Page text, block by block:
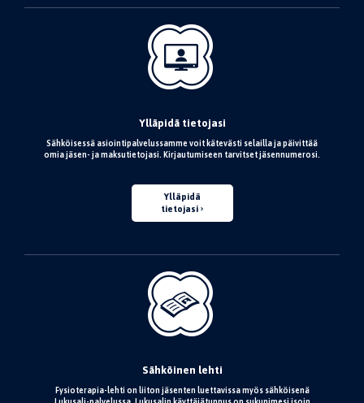
Ylläpidä tietojasi
Sähköisessä asiointipalvelussamme voit kätevästi selailla ja päivittää
omia jäsen- ja maksutietojasi. Kirjautumiseen tarvitset jäsennumerosi.
Ylläpidä
tietojasi
Sähköinen lehti
Fysioterapia-lehti on liiton jäsenten luettavissa myös sähköisenä